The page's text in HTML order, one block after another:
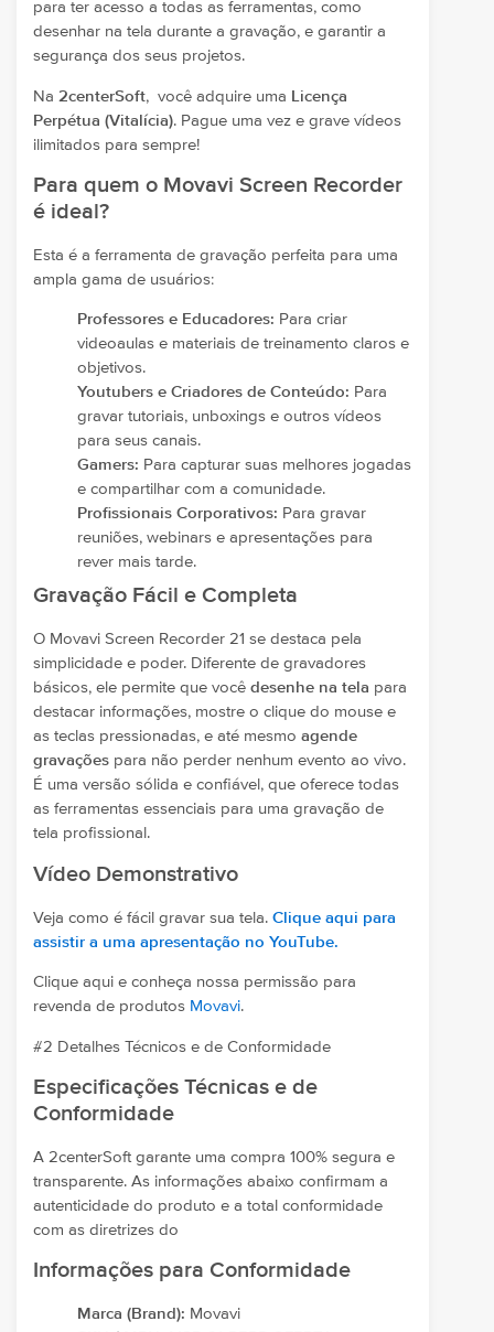
para ter acesso a todas as ferramentas, como
desenhar na tela durante a gravação, e garantir a
segurança dos seus projetos.
Na 2centerSoft, você adquire uma Licença
Perpétua (Vitalícia). Pague uma vez e grave vídeos
ilimitados para sempre!
Para quem o Movavi Screen Recorder
é ideal?
Esta é a ferramenta de gravação perfeita para uma
ampla gama de usuários:
Professores e Educadores: Para criar
videoaulas e materiais de treinamento claros e
objetivos.
Youtubers e Criadores de Conteúdo: Para
gravar tutoriais, unboxings e outros vídeos
para seus canais.
Gamers: Para capturar suas melhores jogadas
e compartilhar com a comunidade.
Profissionais Corporativos: Para gravar
reuniões, webinars e apresentações para
rever mais tarde.
Gravação Fácil e Completa
O Movavi Screen Recorder 21 se destaca pela
simplicidade e poder. Diferente de gravadores
básicos, ele permite que você desenhe na tela para
destacar informações, mostre o clique do mouse e
as teclas pressionadas, e até mesmo agende
gravações para não perder nenhum evento ao vivo.
É uma versão sólida e confiável, que oferece todas
as ferramentas essenciais para uma gravação de
tela profissional.
Vídeo Demonstrativo
Veja como é fácil gravar sua tela. Clique aqui para
assistir a uma apresentação no YouTube.
Clique aqui e conheça nossa permissão para
revenda de produtos Movavi.
#2 Detalhes Técnicos e de Conformidade
Especificações Técnicas e de
Conformidade
A 2centerSoft garante uma compra 100% segura e
transparente. As informações abaixo confirmam a
autenticidade do produto e a total conformidade
com as diretrizes do
Informações para Conformidade
Marca (Brand): Movavi